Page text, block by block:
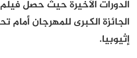
الدورات الأخيرة حيث حصل
الجائزة الكبرى للمهرجان
إثيوبيا.